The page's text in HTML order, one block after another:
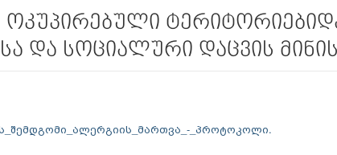
და სოციალური დაცვის
_პროტოკოლი.